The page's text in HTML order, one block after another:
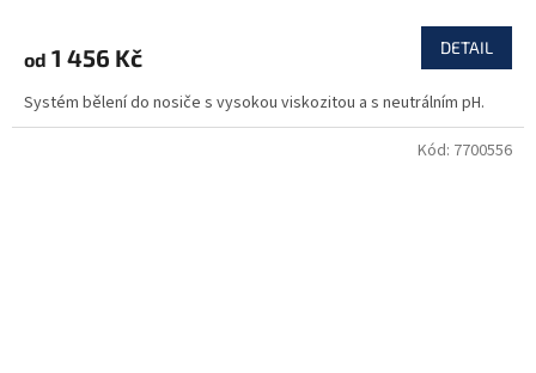
od 1 456 Kč DETAIL
Systém bělení do nosiče s vysokou viskozitou a s neutrálním pH.
Kód: 7700556